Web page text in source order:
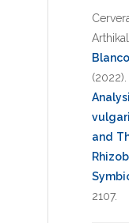
(2022)
and
2107.